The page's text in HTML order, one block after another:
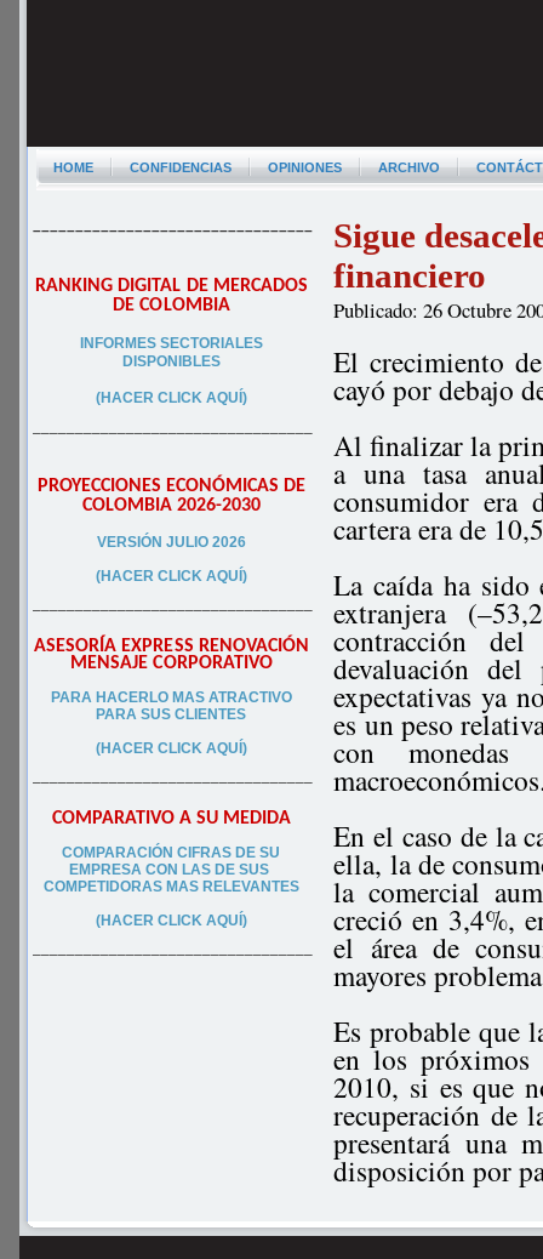
HOME CONFIDENCIAS OPINIONES ARCHIVO
–––––––––––––––––––––––––––––––––
RANKING DIGITAL DE MERCADOS
DE COLOMBIA
INFORMES SECTORIALES
DISPONIBLES
(HACER CLICK AQUÍ)
–––––––––––––––––––––––––––––––––
PROYECCIONES ECONÓMICAS DE
COLOMBIA 2026-2030
VERSIÓN JULIO 2026
(HACER CLICK AQUÍ)
–––––––––––––––––––––––––––––––––
ASESORÍA EXPRESS RENOVACIÓN
MENSAJE CORPORATIVO
PARA HACERLO MAS ATRACTIVO
PARA SUS CLIENTES
(HACER CLICK AQUÍ)
–––––––––––––––––––––––––––––––––
COMPARATIVO A SU MEDIDA
COMPARACIÓN CIFRAS DE SU
EMPRESA CON LAS DE SUS
COMPETIDORAS MAS RELEVANTES
(HACER CLICK AQUÍ)
–––––––––––––––––––––––––––––––––
Sigue
financiero
Publicado: 26 Octubre
El crecimiento
cayó por debajo
Al finalizar la
a una tasa
consumidor era
cartera era de
La caída ha sido
extranjera
contracción
devaluación
expectativas ya
es un peso
con monedas
En el caso de la
ella, la de
la comercial
creció en 3,4%,
el área de
mayores
Es probable que
en los próximos
2010, si es que
recuperación de
presentará una
disposición por